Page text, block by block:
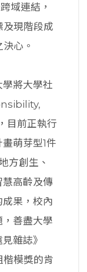
域連結，
及現階段成
心。
將大學社
目前正執行
萌芽型1件
方創生、
高齡及傳
果，校內
善盡大學
雜誌》
楷模獎的肯